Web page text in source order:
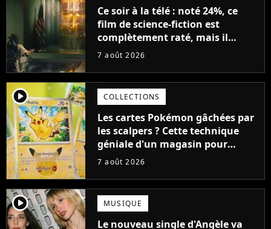
Ce soir à la télé : noté 24%, ce
film de science-fiction est
complètement raté, mais il
aurait pu être encore pire à
7 août 2026
player2 COLLECTIONS
Les cartes Pokémon gâchées par
les scalpers ? Cette technique
géniale d'un magasin pour
ruiner les revendeurs
7 août 2026
player2 MUSIQUE
Le nouveau single d'Angèle va